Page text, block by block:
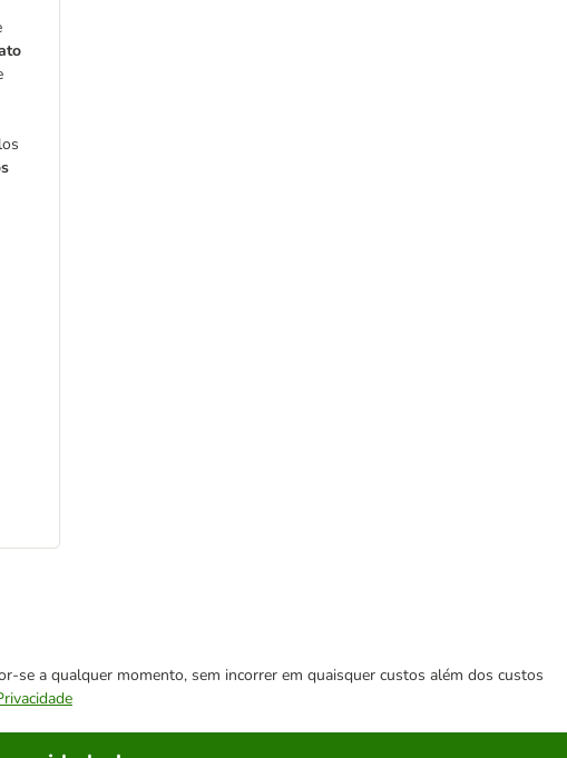
se a qualquer momento, sem incorrer em quaisquer custos além dos custos